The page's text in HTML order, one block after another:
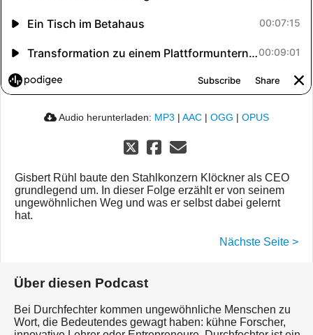
Audio herunterladen: MP3 | AAC | OGG | OPUS
Gisbert Rühl baute den Stahlkonzern Klöckner als CEO
grundlegend um. In dieser Folge erzählt er von seinem
ungewöhnlichen Weg und was er selbst dabei gelernt
hat.
Nächste Seite >
Über diesen Podcast
Bei Durchfechter kommen ungewöhnliche Menschen zu
Wort, die Bedeutendes gewagt haben: kühne Forscher,